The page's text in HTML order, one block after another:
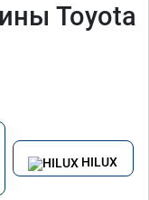
Toyota
HILUX